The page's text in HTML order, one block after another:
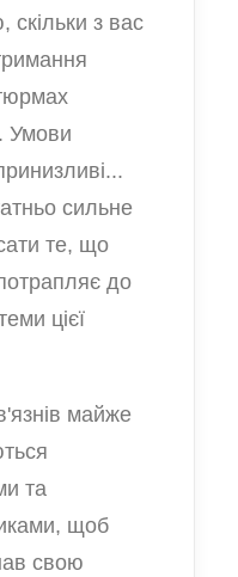
з вас
Умови
сильне
те, що
до
цієї
майже
та
щоб
свою